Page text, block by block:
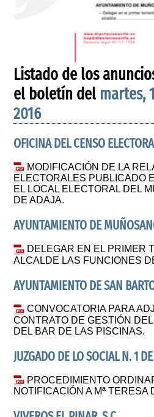
Listado de los
el boletín del martes,
2016
OFICINA DEL CENSO
MODIFICACIÓN DE LA
ELECTORALES PUBLICADO
EL LOCAL ELECTORAL DEL
DE ADAJA.
AYUNTAMIENTO DE
DELEGAR EN EL PRIMER
ALCALDE LAS FUNCIONES
AYUNTAMIENTO DE SAN
CONVOCATORIA PARA
CONTRATO DE GESTIÓN
DEL BAR DE LAS PISCINAS.
JUZGADO DE LO SOCIAL N. 1
PROCEDIMIENTO
NOTIFICACIÓN A Mª TERESA